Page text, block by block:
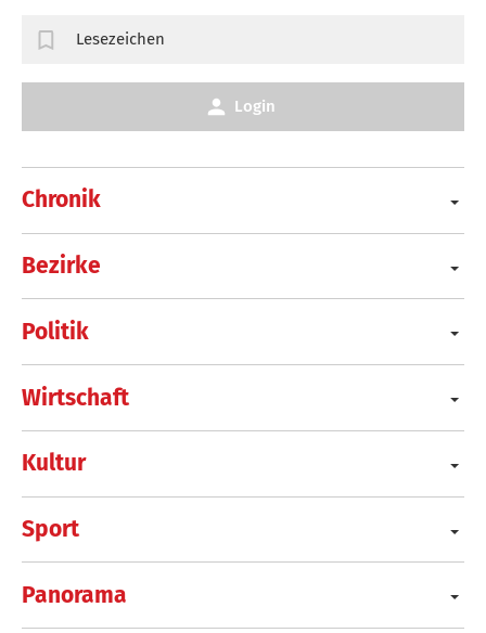
Chronik
Bezirke
Politik
Wirtschaft
Kultur
Sport
Panorama
Lesezeichen
Login